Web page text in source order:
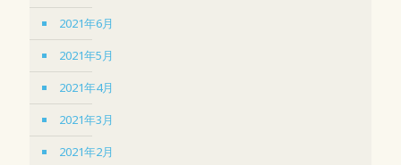
2021年6月
2021年5月
2021年4月
2021年3月
2021年2月